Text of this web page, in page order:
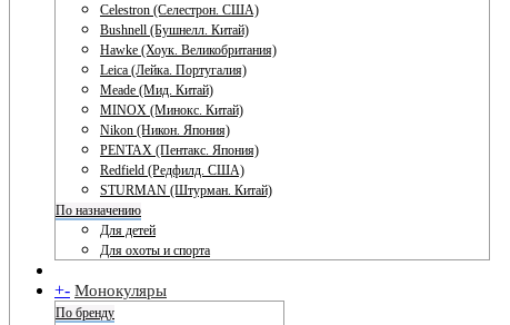
Celestron (Селестрон. США)
Bushnell (Бушнелл. Китай)
Hawke (Хоук. Великобритания)
Leica (Лейка. Португалия)
Meade (Мид. Китай)
MINOX (Минокс. Китай)
Nikon (Никон. Япония)
PENTAX (Пентакс. Япония)
Redfield (Редфилд. США)
STURMAN (Штурман. Китай)
По назначению
Для детей
Для охоты и спорта
+- Монокуляры
По бренду